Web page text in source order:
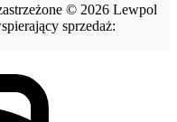
© 2026 Lewpol
sprzedaż: